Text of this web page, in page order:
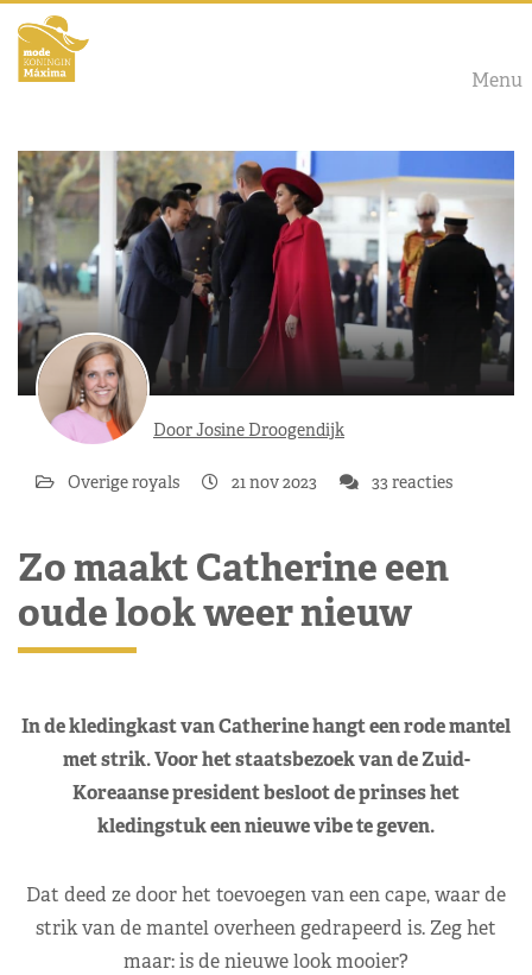
Menu
Door Josine Droogendijk
Overige royals 21 nov 2023 33 reacties
Zo maakt Catherine een
oude look weer nieuw
In de kledingkast van Catherine hangt een rode mantel
met strik. Voor het staatsbezoek van de Zuid-
Koreaanse president besloot de prinses het
kledingstuk een nieuwe vibe te geven.
Dat deed ze door het toevoegen van een cape, waar de
strik van de mantel overheen gedrapeerd is. Zeg het
maar: is de nieuwe look mooier?